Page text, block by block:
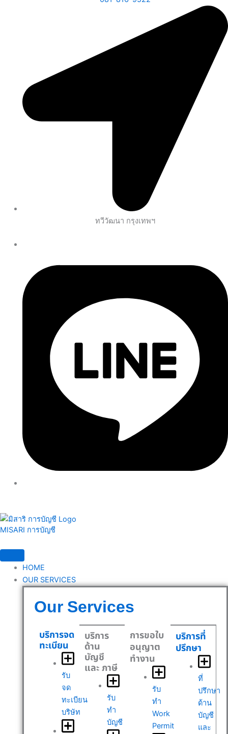
ทวีวัฒนา กรุงเทพฯ
MISARI การบัญชี
HOME
OUR SERVICES
Our Services
บริการจด
ทะเบียน
รับ
จด
ทะเบียน
บริษัท
บริการ
ด้าน
บัญชี
และ ภาษี
รับ
ทำ
บัญชี
การขอใบ
อนุญาต
ทำงาน
รับ
ทำ
Work
Permit
บริการที่
ปรึกษา
ที่
ปรึกษา
ด้าน
บัญชี
และ